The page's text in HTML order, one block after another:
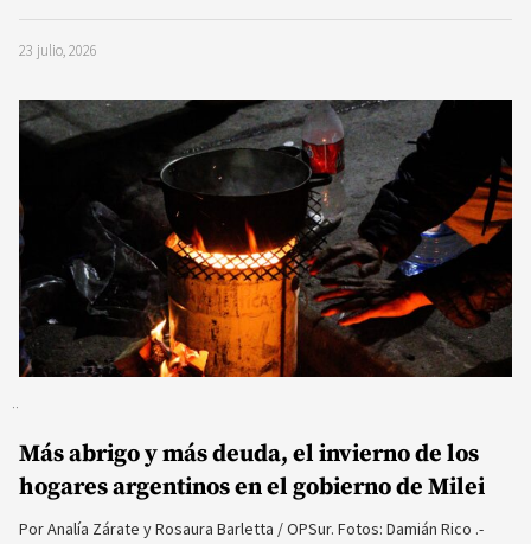
23 julio, 2026
Más abrigo y más deuda, el invierno de los
hogares argentinos en el gobierno de Milei
Por Analía Zárate y Rosaura Barletta / OPSur. Fotos: Damián Rico .-